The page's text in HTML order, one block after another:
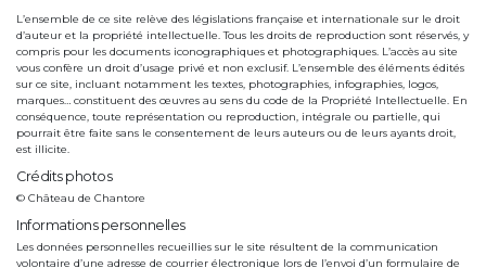
L’ensemble de ce site relève des législations française et internationale sur le droit
d’auteur et la propriété intellectuelle. Tous les droits de reproduction sont réservés, y
compris pour les documents iconographiques et photographiques. L’accès au site
vous confère un droit d’usage privé et non exclusif. L’ensemble des éléments édités
sur ce site, incluant notamment les textes, photographies, infographies, logos,
marques… constituent des œuvres au sens du code de la Propriété Intellectuelle. En
conséquence, toute représentation ou reproduction, intégrale ou partielle, qui
pourrait être faite sans le consentement de leurs auteurs ou de leurs ayants droit,
est illicite.
Crédits photos
© Château de Chantore
Informations personnelles
Les données personnelles recueillies sur le site résultent de la communication
volontaire d’une adresse de courrier électronique lors de l’envoi d’un formulaire de